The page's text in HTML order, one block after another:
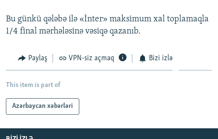
XƏBƏR BÜLLETENLƏRIMIZ
Bu günkü qələbə ilə «İnter» maksimum xal toplamaqla
1/4 final mərhələsinə vəsiqə qazanıb.
Paylaş VPN-siz açmaq Bizi izlə
This item is part of
Azərbaycan xəbərləri